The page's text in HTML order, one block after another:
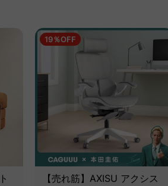
19％OFF
【売れ筋】AXISU アクシス